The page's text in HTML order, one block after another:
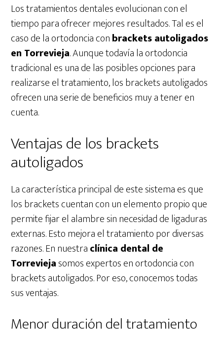
Los tratamientos dentales evolucionan con el
tiempo para ofrecer mejores resultados. Tal es el
caso de la ortodoncia conbrackets autoligados
en Torrevieja. Aunque todavía la ortodoncia
tradicional es una de las posibles opciones para
realizarse el tratamiento, los brackets autoligados
ofrecen una serie de beneficios muy a tener en
cuenta.
Ventajas de los brackets
autoligados
La característica principal de este sistema es que
los brackets cuentan con un elemento propio que
permite fijar el alambre sin necesidad de ligaduras
externas. Esto mejora el tratamiento por diversas
razones. En nuestraclínica dental de
Torreviejasomos expertos en ortodoncia con
brackets autoligados. Por eso, conocemos todas
sus ventajas.
Menor duración del tratamiento